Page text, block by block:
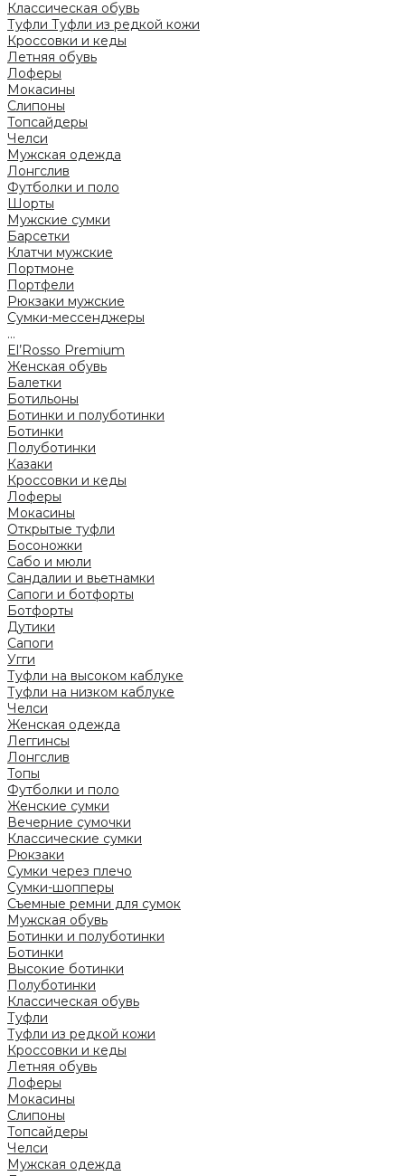
Классическая обувь
Туфли Туфли из редкой кожи
Кроссовки и кеды
Летняя обувь
Лоферы
Мокасины
Слипоны
Топсайдеры
Челси
Мужская одежда
Лонгслив
Футболки и поло
Шорты
Мужские сумки
Барсетки
Клатчи мужские
Портмоне
Портфели
Рюкзаки мужские
Сумки-мессенджеры
...
El’Rosso Premium
Женская обувь
Балетки
Ботильоны
Ботинки и полуботинки
Ботинки
Полуботинки
Казаки
Кроссовки и кеды
Лоферы
Мокасины
Открытые туфли
Босоножки
Сабо и мюли
Сандалии и вьетнамки
Сапоги и ботфорты
Ботфорты
Дутики
Сапоги
Угги
Туфли на высоком каблуке
Туфли на низком каблуке
Челси
Женская одежда
Леггинсы
Лонгслив
Топы
Футболки и поло
Женские сумки
Вечерние сумочки
Классические сумки
Рюкзаки
Сумки через плечо
Сумки-шопперы
Съемные ремни для сумок
Мужская обувь
Ботинки и полуботинки
Ботинки
Высокие ботинки
Полуботинки
Классическая обувь
Туфли
Туфли из редкой кожи
Кроссовки и кеды
Летняя обувь
Лоферы
Мокасины
Слипоны
Топсайдеры
Челси
Мужская одежда